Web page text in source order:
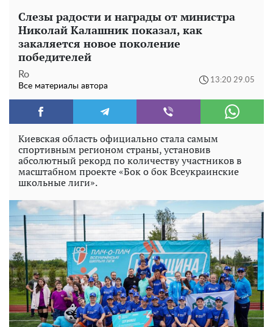
Слезы радости и награды от министра
Николай Калашник показал, как
закаляется новое поколение
победителей
Ro
Все материалы автора
13:20 29.05
Киевская область официально стала самым
спортивным регионом страны, установив
абсолютный рекорд по количеству участников в
масштабном проекте «Бок о бок Всеукраинские
школьные лиги».